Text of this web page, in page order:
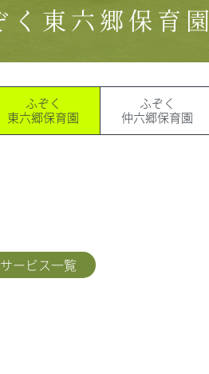
く東六郷保育園
ふぞく
東六郷保育園
ふぞく
仲六郷保育園
ービス一覧